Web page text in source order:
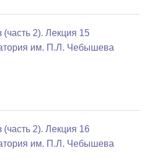
2). Лекция 15
им. П.Л. Чебышева
2). Лекция 16
им. П.Л. Чебышева